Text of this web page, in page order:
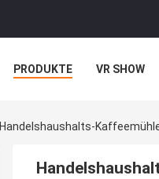
PRODUKTE VR SHOW
Handelshaushalts-